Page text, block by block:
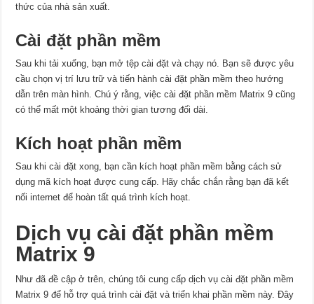
thức của nhà sản xuất.
Cài đặt phần mềm
Sau khi tải xuống, bạn mở tệp cài đặt và chạy nó. Bạn sẽ được yêu
cầu chọn vị trí lưu trữ và tiến hành cài đặt phần mềm theo hướng
dẫn trên màn hình. Chú ý rằng, việc cài đặt phần mềm Matrix 9 cũng
có thể mất một khoảng thời gian tương đối dài.
Kích hoạt phần mềm
Sau khi cài đặt xong, bạn cần kích hoạt phần mềm bằng cách sử
dụng mã kích hoạt được cung cấp. Hãy chắc chắn rằng bạn đã kết
nối internet để hoàn tất quá trình kích hoạt.
Dịch vụ cài đặt phần mềm
Matrix 9
Như đã đề cập ở trên, chúng tôi cung cấp dịch vụ cài đặt phần mềm
Matrix 9 để hỗ trợ quá trình cài đặt và triển khai phần mềm này. Đây